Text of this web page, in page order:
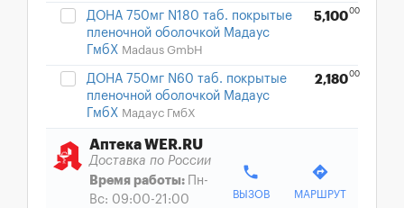
ДОНА 750мг N180 таб. покрытые
пленочной оболочкой Мадаус
ГмбХ Madaus GmbH
5,10000
ДОНА 750мг N60 таб. покрытые
пленочной оболочкой Мадаус
ГмбХ Мадаус ГмбХ
2,18000
Аптека WER.RU
Доставка по России
Время работы:
Пн-
Вс: 09:00-21:00
phone
ВЫЗОВ
directions
МАРШРУТ